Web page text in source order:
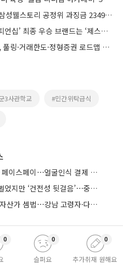
법원, ‘급식 몰아주기’ 삼성웰스토리 공정위 과징금 2349억 취소
삼성웰스토리 ‘버거챔피언십’ 최종 우승 브랜드는 ‘제스티살룬’
STO 하위법규 예상안, 풀링·거래한도·정형증권 로드맵 제시
3사관학교 #민간위탁급식
가입 문턱 낮추는 토스 페이스페이⋯얼굴인식 결제 확산 속도낸다
5대 은행, 상반기 9조 벌었지만 ‘건전성 뒷걸음’⋯중기대출 문턱 높아지나
세제 개편에 복잡해진 자산가 셈법⋯강남 고령자·다주택자 ‘자산재편 고심’
0
슬퍼요
0
추가취재 원해요
0